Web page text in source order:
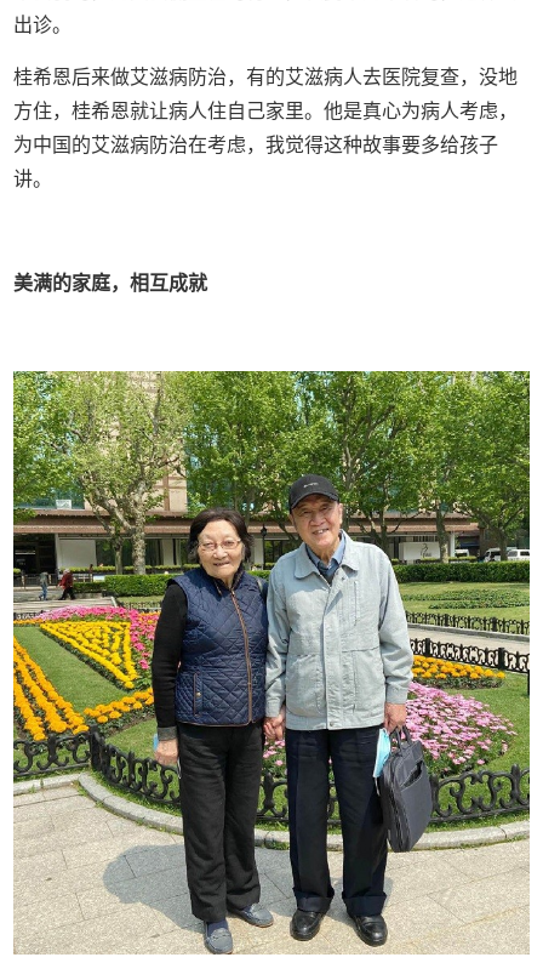
出诊。
桂希恩后来做艾滋病防治，有的艾滋病人去医院复查，没地
方住，桂希恩就让病人住自己家里。他是真心为病人考虑，
为中国的艾滋病防治在考虑，我觉得这种故事要多给孩子
讲。
美满的家庭，相互成就